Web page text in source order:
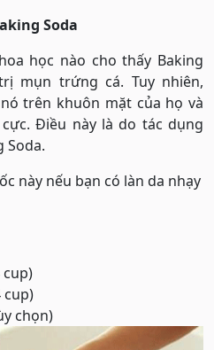
Soda
học nào cho thấy Baking
mụn trứng cá. Tuy nhiên,
trên khuôn mặt của họ và
Điều này là do tác dụng
Soda.
này nếu bạn có làn da nhạy
cup)
cup)
chọn)